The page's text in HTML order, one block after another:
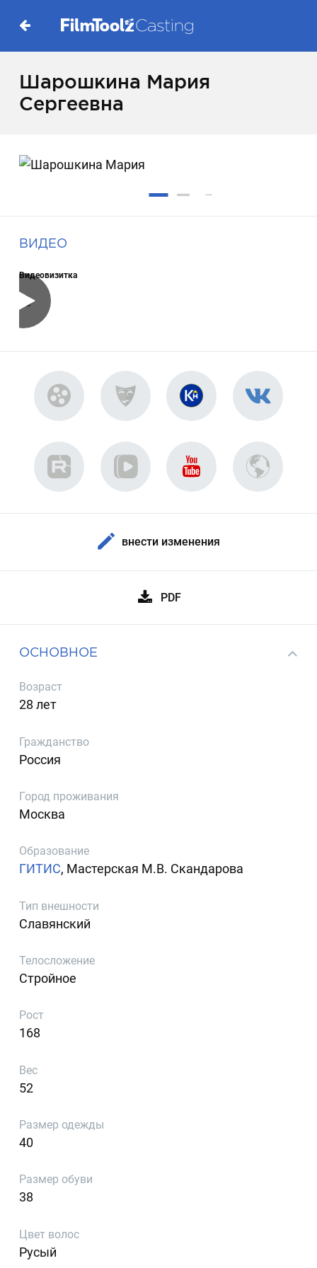
Шарошкина Мария
Сергеевна
ВИДЕО
Видеовизитка
внести изменения
PDF
ОСНОВНОЕ
Возраст
28 лет
Гражданство
Россия
Город проживания
Москва
Образование
ГИТИС, Мастерская М.В. Скандарова
Тип внешности
Славянский
Телосложение
Стройное
Рост
168
Вес
52
Размер одежды
40
Размер обуви
38
Цвет волос
Русый